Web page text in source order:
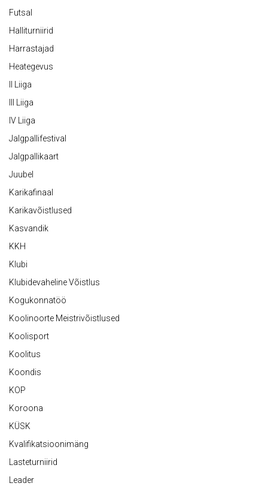
Futsal
Halliturniirid
Harrastajad
Heategevus
II Liiga
III Liiga
IV Liiga
Jalgpallifestival
Jalgpallikaart
Juubel
Karikafinaal
Karikavõistlused
Kasvandik
KKH
Klubi
Klubidevaheline Võistlus
Kogukonnatöö
Koolinoorte Meistrivõistlused
Koolisport
Koolitus
Koondis
KOP
Koroona
KÜSK
Kvalifikatsioonimäng
Lasteturniirid
Leader